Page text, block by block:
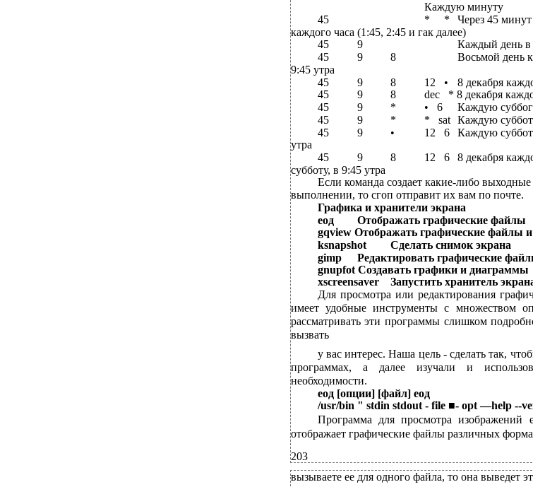
Каждую минуту
45
* *
Через 45
каждого часа (1:45, 2:45 и гак далее)
45
9
Каждый день в
45
9 8 Восьмой день
9:45 утра
45
9 8 12 •
8 декабря
45
9 8 dec
* 8 декабря
45
9 * • 6
Каждую
45
9 * * sat
Каждую
45
9 • 12 6 Каждую
утра
45
9 8 12 6 8 декабря
субботу, в 9:45 утра
Если команда создает какие-либо
выполнении, то сгоп отправит их вам по почте.
Графика и хранители экрана
еод
Отображать графические файлы
gqview Отображать графические файлы
ksnapshot
Сделать снимок экрана
gimp
Редактировать графические
gnupfot Создавать графики и диаграммы
xscreensaver
Запустить хранитель
Для просмотра или редактирования
имеет удобные инструменты с множеством
рассматривать эти программы слишком
вызвать
у вас интерес. Наша цель - сделать так,
программах, а далее изучали и
необходимости.
еод [опции] [файл] еод
/usr/bin " stdin stdout - file ■- opt —help --
Программа для просмотра изображений
отображает графические файлы различных
203
вызываете ее для одного файла, то она выведет